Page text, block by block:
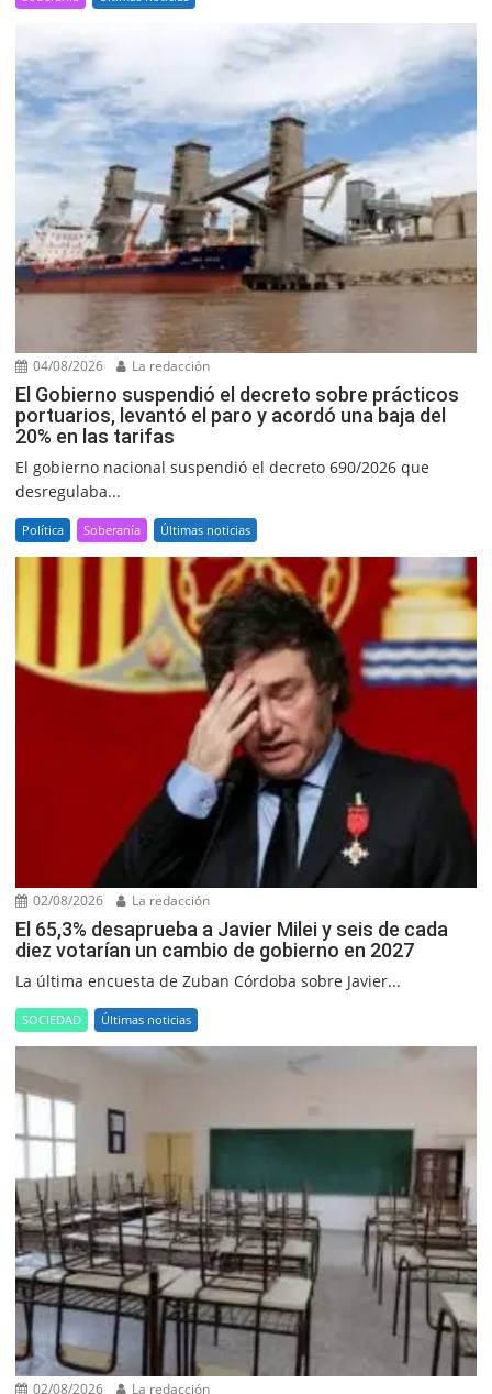
04/08/2026 La redacción
El Gobierno suspendió el decreto sobre prácticos
portuarios, levantó el paro y acordó una baja del
20% en las tarifas
El gobierno nacional suspendió el decreto 690/2026 que
desregulaba...
Política Soberanía Últimas noticias
02/08/2026 La redacción
El 65,3% desaprueba a Javier Milei y seis de cada
diez votarían un cambio de gobierno en 2027
La última encuesta de Zuban Córdoba sobre Javier...
SOCIEDAD Últimas noticias
02/08/2026 La redacción